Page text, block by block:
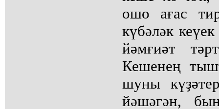
ошо ағас
күбәләк
йәмғиәт
Кешенең
шуны
йәшәгән,